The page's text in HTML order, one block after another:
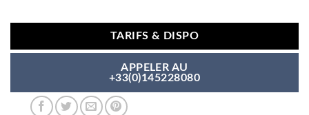
TARIFS & DISPO
APPELER AU
+33(0)145228080